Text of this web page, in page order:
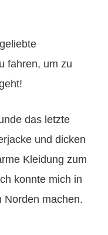
fahren, um zu
das letzte
und dicken
Kleidung zum
konnte mich in
Norden machen.